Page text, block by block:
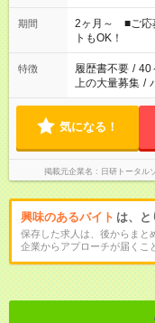
「家族とお休み
など、あなたの
ーク希望の方
のお仕事の勤務
ません
期間
2ヶ月～ ■ご応
トもOK！
特徴 履歴書不要 / 40
上の大量募集 /
気になる！
掲載元企業名 日研トータ
興味のあるバイト は、と
保存した求人は、後からまと
企業からアプローチが届くこ